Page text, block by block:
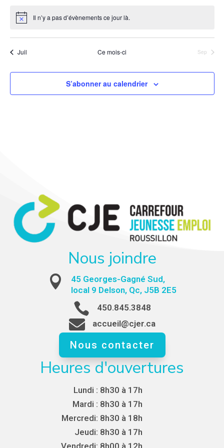
Notice Il n’y a pas d’évènements ce jour là.
Juil Ce mois-ci Sep
S’abonner au calendrier
Nous joindre

45 Georges-Gagné Sud,
local 9 Delson, Qc, J5B 2E5
 450.845.3848
 accueil@cjer.ca
Nous contacter
Heures d'ouvertures
Lundi : 8h30 à 17h
Mardi : 8h30 à 17h
Mercredi: 8h30 à 18h
Jeudi: 8h30 à 17h
Vendredi: 8h00 à 12h